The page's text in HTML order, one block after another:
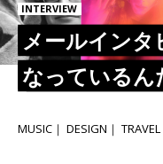
INTERVIEW
メールインタ
なっているん
MUSIC DESIGN TRAVEL